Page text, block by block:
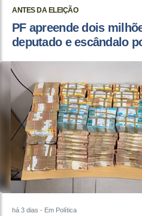
ANTES DA ELEIÇÃO
PF apreende dois
deputado e escândalo
há 3 dias - Em Política